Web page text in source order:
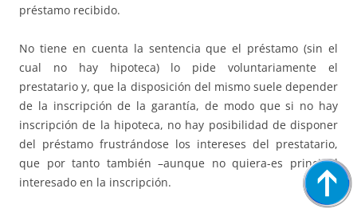
préstamo recibido.
No tiene en cuenta la sentencia que el préstamo (sin el
cual no hay hipoteca) lo pide voluntariamente el
prestatario y, que la disposición del mismo suele depender
de la inscripción de la garantía, de modo que si no hay
inscripción de la hipoteca, no hay posibilidad de disponer
del préstamo frustrándose los intereses del prestatario,
que por tanto también –aunque no quiera-es principal
interesado en la inscripción.